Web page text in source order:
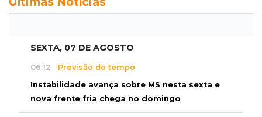
SEXTA, 07 DE AGOSTO
06:12 Previsão do tempo
Instabilidade avança sobre MS nesta sexta e
nova frente fria chega no domingo